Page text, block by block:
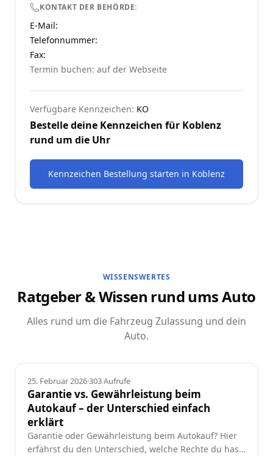
KONTAKT DER BEHÖRDE:
E-Mail:
Telefonnummer:
Fax:
Termin buchen: auf der Webseite
Verfügbare Kennzeichen: KO
Bestelle deine Kennzeichen für Koblenz
rund um die Uhr
Kennzeichen Bestellung starten in Koblenz
WISSENSWERTES
Ratgeber & Wissen rund ums Auto
Alles rund um die Fahrzeug Zulassung und dein
Auto.
Ratgeber
25. Februar 2026·303Aufrufe
Garantie vs. Gewährleistung beim
Autokauf – der Unterschied einfach
erklärt
Garantie oder Gewährleistung beim Autokauf? Hier
erfährst du den Unterschied, welche Rechte du hast